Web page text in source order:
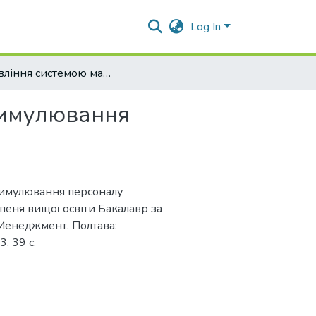
Log In
Управління системою матеріального стимулювання персоналу підприємства
персоналу
вищої освіти Бакалавр за
Полтава:
39 с.